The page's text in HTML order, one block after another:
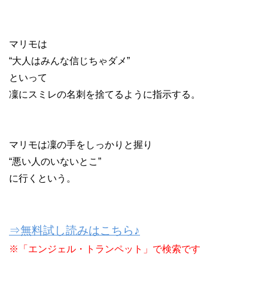
マリモは
“大人はみんな信じちゃダメ”
といって
凜にスミレの名刺を捨てるように指示する。
マリモは凜の手をしっかりと握り
“悪い人のいないとこ”
に行くという。
⇒無料試し読みはこちら♪
※「エンジェル・トランペット」で検索です